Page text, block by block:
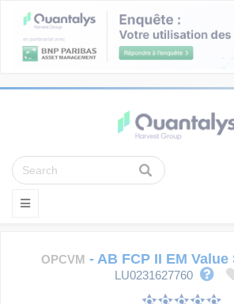
OPCVM - AB FCP II EM Value
LU0231627760